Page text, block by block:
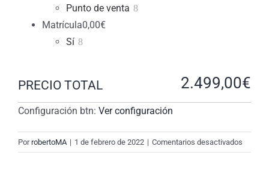
Punto de venta
Matrícula0,00€
Sí
PRECIO TOTAL 2.499,00€
Configuración btn: Ver configuración
PorrobertoMA | 1 de febrero de 2022 | Comentarios desactivados
New